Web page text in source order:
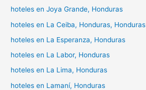
hoteles en Joya Grande, Honduras
hoteles en La Ceiba, Honduras, Honduras
hoteles en La Esperanza, Honduras
hoteles en La Labor, Honduras
hoteles en La Lima, Honduras
hoteles en Lamaní, Honduras